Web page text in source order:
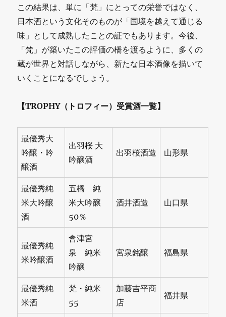
この結果は、単に「梵」にとっての栄誉ではなく、
日本酒という文化そのものが「国境を越えて通じる
味」として成熟したことの証でもあります。今後、
「梵」が築いたこの評価の橋を渡るように、多くの
蔵が世界と対話しながら、新たな日本酒像を描いて
いくことになるでしょう。
【TROPHY（トロフィー）受賞酒一覧】
最優秀大
吟醸・吟
醸酒
出羽桜 大
吟醸酒
出羽桜酒造 山形県
最優秀純
米大吟醸
酒
五橋 純
米大吟醸
50％
酒井酒造 山口県
最優秀純
米吟醸酒
會津宮
泉 純米
吟醸
宮泉銘醸 福島県
最優秀純
米酒
梵・純米
55
加藤吉平商
店
福井県